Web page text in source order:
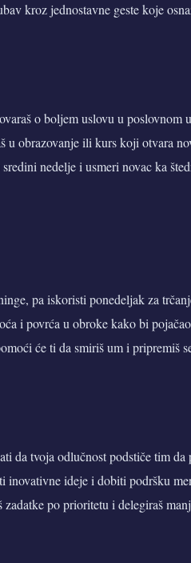
kroz jednostavne geste koje
o boljem uslovu u poslovnom
u obrazovanje ili kurs koji otvara
nedelje i usmeri novac ka
pa iskoristi ponedeljak za
i povrća u obroke kako bi
će ti da smiriš um i pripremiš
da tvoja odlučnost podstiče tim
inovativne ideje i dobiti podršku
po prioritetu i delegiraš